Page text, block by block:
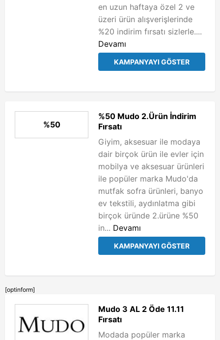
en uzun haftaya özel 2 ve
üzeri ürün alışverişlerinde
%20 indirim fırsatı sizlerle....
Devamı
KAMPANYAYI GÖSTER
%50
%50 Mudo 2.Ürün İndirim
Fırsatı
Giyim, aksesuar ile modaya
dair birçok ürün ile evler için
mobilya ve aksesuar ürünleri
ile popüler marka Mudo'da
mutfak sofra ürünleri, banyo
ev tekstili, aydınlatma gibi
birçok üründe 2.ürüne %50
in... Devamı
KAMPANYAYI GÖSTER
[optinform]
Mudo 3 AL 2 Öde 11.11
Fırsatı
Modada popüler marka